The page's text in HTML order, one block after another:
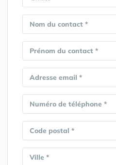
Nom du contact *
Prénom du contact *
Adresse email *
Numéro de téléphone *
Code postal *
Ville *